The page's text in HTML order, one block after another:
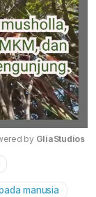
by GliaStudios
manusia